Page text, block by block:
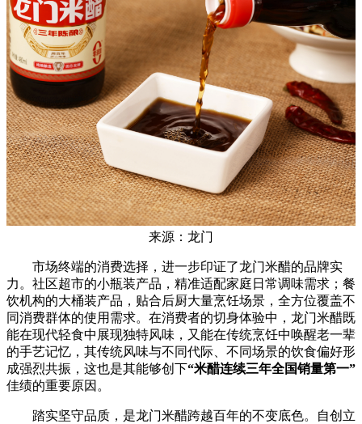
来源：龙门
市场终端的消费选择，进一步印证了龙门米醋的品牌实
力。社区超市的小瓶装产品，精准适配家庭日常调味需求；餐
饮机构的大桶装产品，贴合后厨大量烹饪场景，全方位覆盖不
同消费群体的使用需求。在消费者的切身体验中，龙门米醋既
能在现代轻食中展现独特风味，又能在传统烹饪中唤醒老一辈
的手艺记忆，其传统风味与不同代际、不同场景的饮食偏好形
成强烈共振，这也是其能够创下“米醋连续三年全国销量第一”
佳绩的重要原因。
踏实坚守品质，是龙门米醋跨越百年的不变底色。自创立